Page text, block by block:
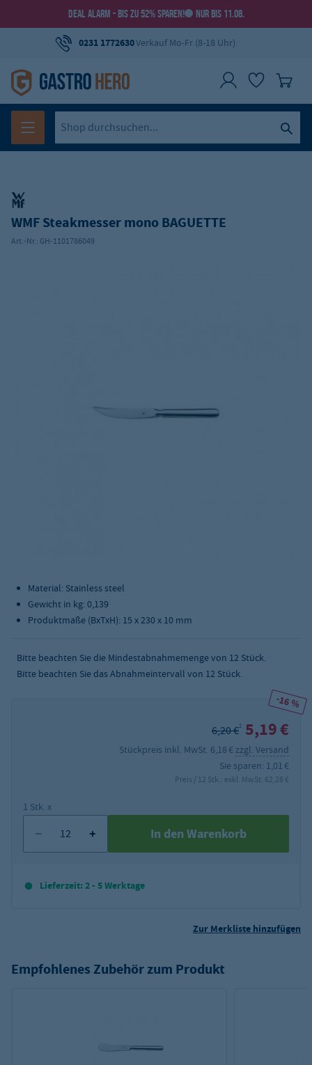
DEAL ALARM - BIS ZU 52% SPAREN! NUR BIS 11.08.
0231 1772630Verkauf Mo-Fr (8-18 Uhr)
WMF Steakmesser mono BAGUETTE
Art.-Nr.: GH-1101786049
Material: Stainless steel
Gewicht in kg: 0,139
Produktmaße (BxTxH): 15 x 230 x 10 mm
Bitte beachten Sie die Mindestabnahmemenge von 12 Stück.
Bitte beachten Sie das Abnahmeintervall von 12 Stück.
-16 %
6,20 €2 5,19 €
Stückpreis inkl. MwSt. 6,18 € zzgl. Versand
Sie sparen: 1,01 €
Preis / 12 Stk.: exkl. MwSt. 62,28 €
1 Stk. x
In den Warenkorb
Lieferzeit: 2 - 5 Werktage
Zur Merkliste hinzufügen
Empfohlenes Zubehör zum Produkt